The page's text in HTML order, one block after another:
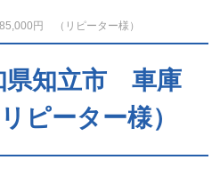
円 （リピーター様）
県知立市 車庫
ピーター様）